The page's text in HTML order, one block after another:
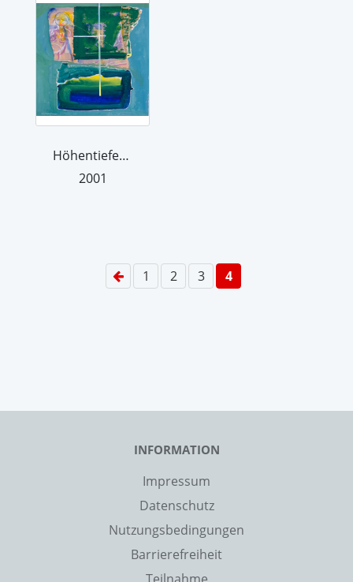
Höhentiefen der Gedanken
2001
1 2 3 4
INFORMATION
Impressum
Datenschutz
Nutzungsbedingungen
Barrierefreiheit